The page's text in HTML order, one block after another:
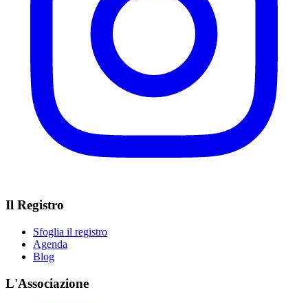
Il Registro
Sfoglia il registro
Agenda
Blog
L'Associazione